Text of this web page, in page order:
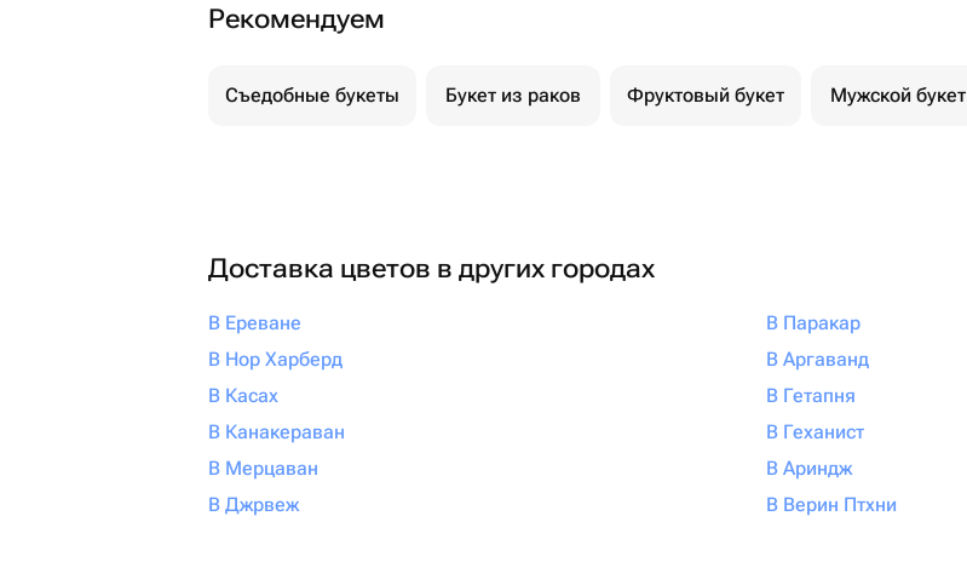
Рекомендуем
Съедобные букеты Букет из раков Фруктовый букет Мужской букет
Доставка цветов в других городах
В Ереване
В Нор Харберд
В Касах
В Канакераван
В Мерцаван
В Джрвеж
В Паракар
В Аргаванд
В Гетапня
В Геханист
В Ариндж
В Верин Птхни